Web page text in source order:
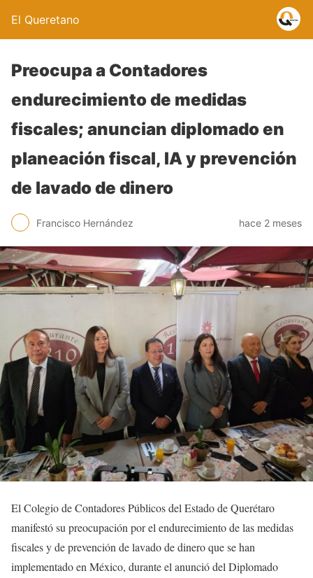
El Queretano
Preocupa a Contadores
endurecimiento de medidas
fiscales; anuncian diplomado en
planeación fiscal, IA y prevención
de lavado de dinero
Francisco Hernández hace 2 meses
El Colegio de Contadores Públicos del Estado de Querétaro
manifestó su preocupación por el endurecimiento de las medidas
fiscales y de prevención de lavado de dinero que se han
implementado en México, durante el anunció del Diplomado